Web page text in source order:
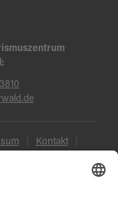
Kontakt